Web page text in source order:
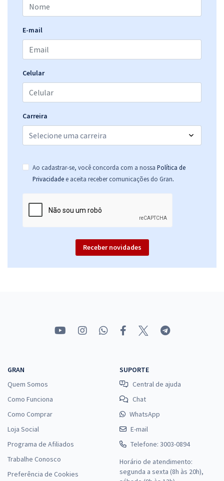
Comprar
E-mail
Celular
Carreira
Ao cadastrar-se, você concorda com a nossa Política de
Privacidade e aceita receber comunicações do Gran.
Receber novidades
GRAN
Quem Somos
Como Funciona
Como Comprar
Loja Social
Programa de Afiliados
Trabalhe Conosco
Preferência de Cookies
SUPORTE
Central de ajuda
Chat
WhatsApp
E-mail
Telefone: 3003-0894
Horário de atendimento:
segunda a sexta (8h às 20h),